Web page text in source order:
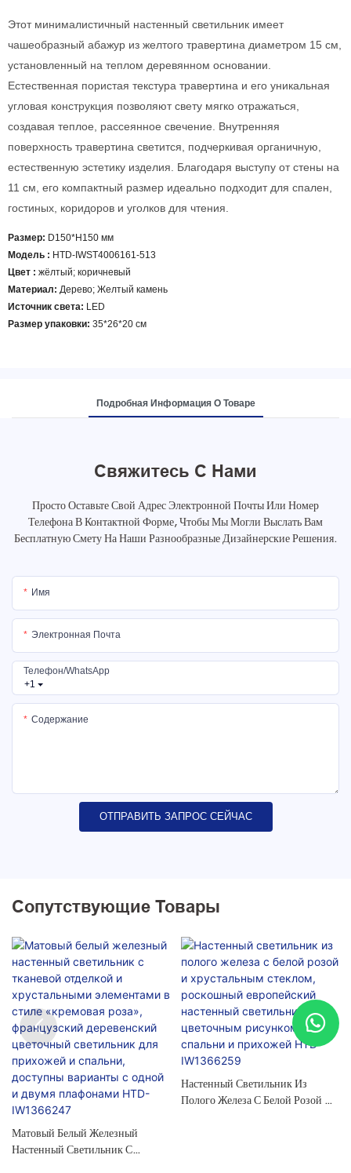
Этот минималистичный настенный светильник имеет
чашеобразный абажур из желтого травертина диаметром 15 см,
установленный на теплом деревянном основании.
Естественная пористая текстура травертина и его уникальная
угловая конструкция позволяют свету мягко отражаться,
создавая теплое, рассеянное свечение. Внутренняя
поверхность травертина светится, подчеркивая органичную,
естественную эстетику изделия. Благодаря выступу от стены на
11 см, его компактный размер идеально подходит для спален,
гостиных, коридоров и уголков для чтения.
Размер: D150*H150 мм
Модель : HTD-IWST4006161-513
Цвет : жёлтый; коричневый
Материал: Дерево; Желтый камень
Источник света: LED
Размер упаковки: 35*26*20 см
Подробная Информация О Товаре
Свяжитесь С Нами
Просто Оставьте Свой Адрес Электронной Почты Или Номер
Телефона В Контактной Форме, Чтобы Мы Могли Выслать Вам
Бесплатную Смету На Наши Разнообразные Дизайнерские Решения.
Имя
Электронная Почта
+1
Телефон/WhatsApp
Содержание
ОТПРАВИТЬ ЗАПРОС СЕЙЧАС
Сопутствующие Товары
Матовый Белый Железный
Настенный Светильник С
Настенный Светильник Из
Полого Железа С Белой Розой И